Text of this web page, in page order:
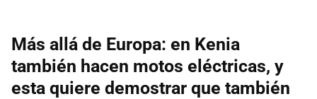
Más allá de Europa: en Kenia
también hacen motos eléctricas, y
esta quiere demostrar que también